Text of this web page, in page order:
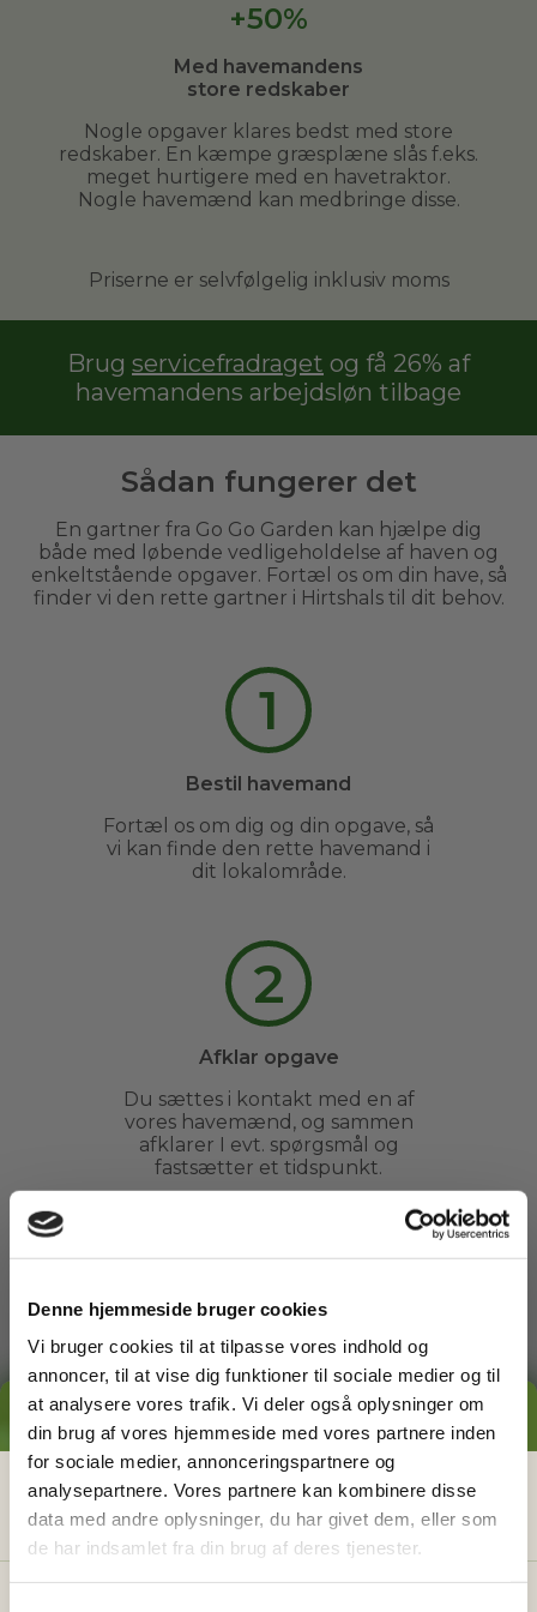
Denne hjemmeside bruger cookies
Vi bruger cookies til at tilpasse vores indhold og
annoncer, til at vise dig funktioner til sociale medier og til
at analysere vores trafik. Vi deler også oplysninger om
din brug af vores hjemmeside med vores partnere inden
for sociale medier, annonceringspartnere og
analysepartnere. Vores partnere kan kombinere disse
data med andre oplysninger, du har givet dem, eller som
de har indsamlet fra din brug af deres tjenester.
+50%
Med havemandens
store redskaber
Nogle opgaver klares bedst med store
redskaber. En kæmpe græsplæne slås f.eks.
meget hurtigere med en havetraktor.
Nogle havemænd kan medbringe disse.
Priserne er selvfølgelig inklusiv moms
Brug servicefradraget og få 26% af
havemandens arbejdsløn tilbage
Sådan fungerer det
En gartner fra Go Go Garden kan hjælpe dig
både med løbende vedligeholdelse af haven og
enkeltstående opgaver. Fortæl os om din have, så
finder vi den rette gartner i Hirtshals til dit behov.
1
Bestil havemand
Fortæl os om dig og din opgave, så
vi kan finde den rette havemand i
dit lokalområde.
2
Afklar opgave
Du sættes i kontakt med en af
vores havemænd, og sammen
afklarer I evt. spørgsmål og
fastsætter et tidspunkt.
3
Arbejdet udføres
Du kan slappe af, mens din
havemand ordner din have. Du
behøver ikke engang være
hjemme.
4
GRATIS PRISESTIMAT
Hvad koster detegentligat få
hjælp i haven?
Få vores prisguide med faste timepriser, eksempler